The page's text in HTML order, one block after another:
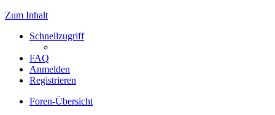
Zum Inhalt
Schnellzugriff
FAQ
Anmelden
Registrieren
Foren-Übersicht